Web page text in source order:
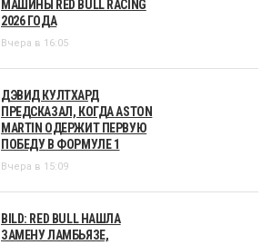
МАШИНЫ RED BULL RACING
2026 ГОДА
Вчера в 16:05
ДЭВИД КУЛТХАРД
ПРЕДСКАЗАЛ, КОГДА ASTON
MARTIN ОДЕРЖИТ ПЕРВУЮ
ПОБЕДУ В ФОРМУЛЕ 1
Вчера в 15:09
BILD: RED BULL НАШЛА
ЗАМЕНУ ЛАМБЬЯЗЕ,